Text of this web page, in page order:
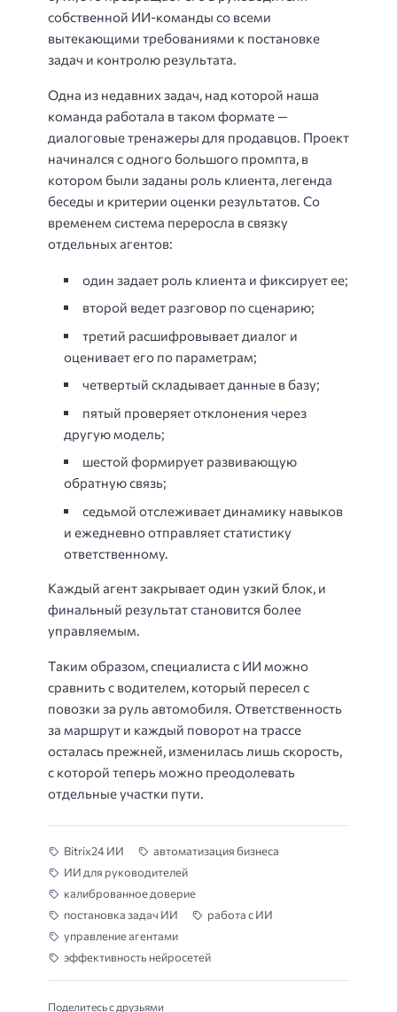
собственной ИИ-команды со всеми
вытекающими требованиями к постановке
задач и контролю результата.
Одна из недавних задач, над которой наша
команда работала в таком формате —
диалоговые тренажеры для продавцов. Проект
начинался с одного большого промпта, в
котором были заданы роль клиента, легенда
беседы и критерии оценки результатов. Со
временем система переросла в связку
отдельных агентов:
один задает роль клиента и фиксирует ее;
второй ведет разговор по сценарию;
третий расшифровывает диалог и
оценивает его по параметрам;
четвертый складывает данные в базу;
пятый проверяет отклонения через
другую модель;
шестой формирует развивающую
обратную связь;
седьмой отслеживает динамику навыков
и ежедневно отправляет статистику
ответственному.
Каждый агент закрывает один узкий блок, и
финальный результат становится более
управляемым.
Таким образом, специалиста с ИИ можно
сравнить с водителем, который пересел с
повозки за руль автомобиля. Ответственность
за маршрут и каждый поворот на трассе
осталась прежней, изменилась лишь скорость,
с которой теперь можно преодолевать
отдельные участки пути.
Bitrix24 ИИ
автоматизация бизнеса
ИИ для руководителей
калиброванное доверие
постановка задач ИИ
работа с ИИ
управление агентами
эффективность нейросетей
Поделитесь с друзьями